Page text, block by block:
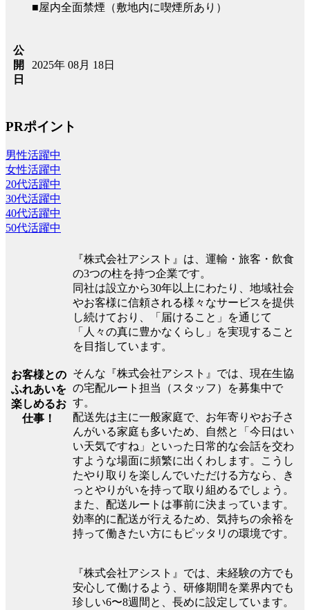
■屋内全面禁煙（敷地内に喫煙所あり）
公
開
日
2025年 08月 18日
PRポイント
男性活躍中
女性活躍中
20代活躍中
30代活躍中
40代活躍中
50代活躍中
お客様との
ふれあいを
楽しめるお
仕事！
『株式会社アシスト』は、運輸・旅客・飲食
の3つの柱を持つ企業です。
同社は設立から30年以上にわたり、地域社会
やお客様に信頼される様々なサービスを提供
し続けており、「届けること」を通じて
「人々の真に豊かなくらし」を実現すること
を目指しています。
そんな『株式会社アシスト』では、現在生協
の宅配ルート担当（スタッフ）を募集中で
す。
配送先は主に一般家庭で、お年寄りやお子さ
んがいる家庭も多いため、自然と「今日はい
い天気ですね」といった日常的な会話を交わ
すような場面に頻繁に出くわします。こうし
たやり取りを楽しんでいただける方なら、き
っとやりがいを持って取り組めるでしょう。
また、配送ルートは事前に決まっています。
効率的に配送が行えるため、気持ちの余裕を
持って働きたい方にもピッタリの環境です。
『株式会社アシスト』では、未経験の方でも
安心して働けるよう、研修期間を業界内でも
珍しい6〜8週間と、長めに設定しています。